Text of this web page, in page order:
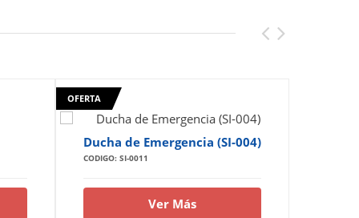
OFERTA
Ducha de Emergencia (SI-004)
CODIGO: SI-0011
Ver Más